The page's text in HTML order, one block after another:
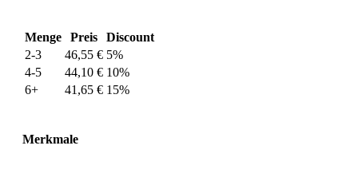
Menge Preis
Discount
2-3
46,55 € 5%
4-5
44,10 € 10%
6+
41,65 € 15%
Merkmale